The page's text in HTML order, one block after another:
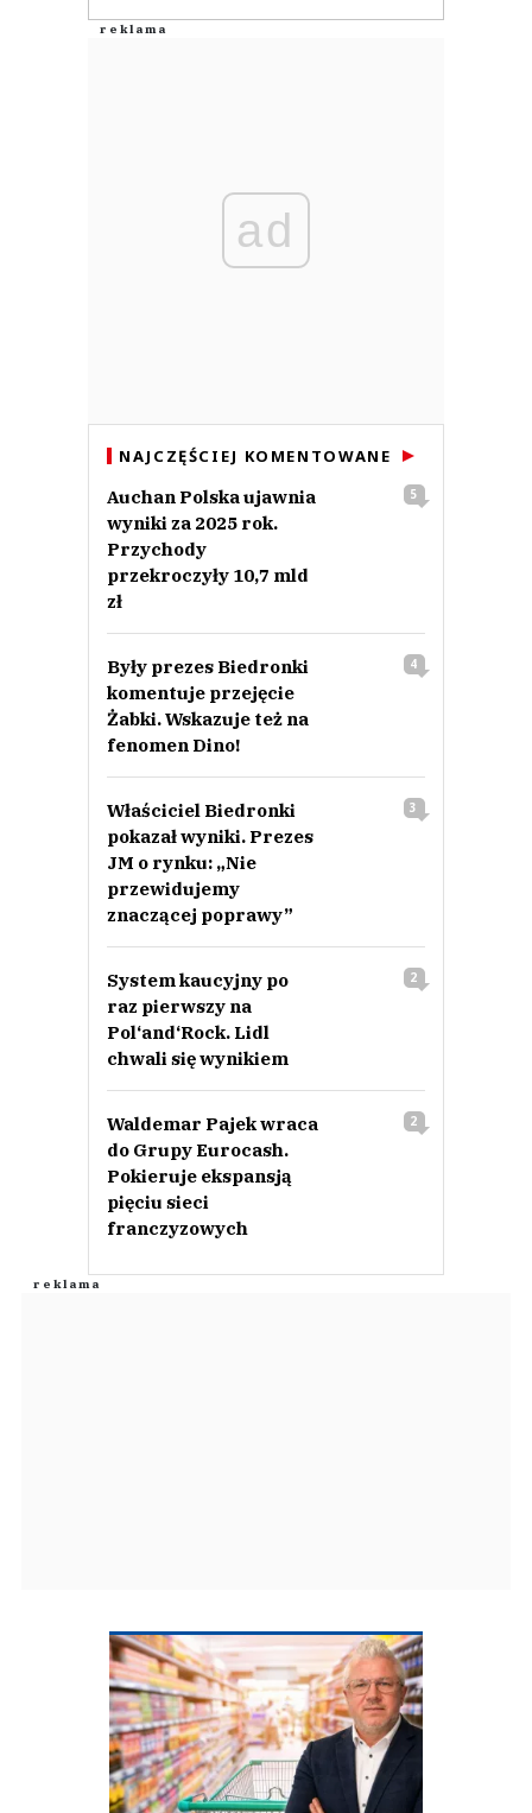
ad
NAJCZĘŚCIEJ KOMENTOWANE
Auchan Polska ujawnia
wyniki za 2025 rok.
Przychody
przekroczyły 10,7 mld
zł
5
Były prezes Biedronki
komentuje przejęcie
Żabki. Wskazuje też na
fenomen Dino!
4
Właściciel Biedronki
pokazał wyniki. Prezes
JM o rynku: „Nie
przewidujemy
znaczącej poprawy”
3
System kaucyjny po
raz pierwszy na
Pol‘and‘Rock. Lidl
chwali się wynikiem
2
Waldemar Pajek wraca
do Grupy Eurocash.
Pokieruje ekspansją
pięciu sieci
franczyzowych
2